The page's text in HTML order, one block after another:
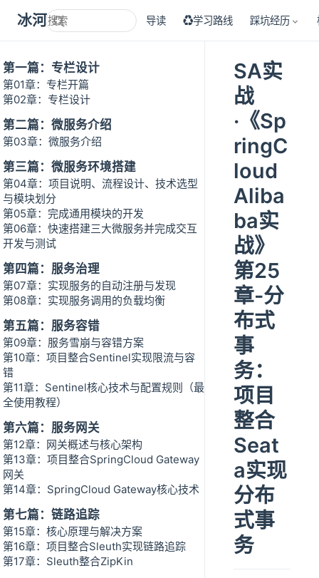
冰河技术 导读 ♻学习路线 踩坑经历
第一篇：专栏设计
第01章：专栏开篇
第02章：专栏设计
第二篇：微服务介绍
第03章：微服务介绍
第三篇：微服务环境搭建
第04章：项目说明、流程设计、技术选型
与模块划分
第05章：完成通用模块的开发
第06章：快速搭建三大微服务并完成交互
开发与测试
第四篇：服务治理
第07章：实现服务的自动注册与发现
第08章：实现服务调用的负载均衡
第五篇：服务容错
第09章：服务雪崩与容错方案
第10章：项目整合Sentinel实现限流与容
错
第11章：Sentinel核心技术与配置规则（最
全使用教程）
第六篇：服务网关
第12章：网关概述与核心架构
第13章：项目整合SpringCloud Gateway
网关
第14章：SpringCloud Gateway核心技术
第七篇：链路追踪
第15章：核心原理与解决方案
第16章：项目整合Sleuth实现链路追踪
第17章：Sleuth整合ZipKin
SA实
战
·《Sp
ringC
loud
Aliba
ba实
战》
第25
章-分
布式
事
务：
项目
整合
Seat
a实现
分布
式事
务